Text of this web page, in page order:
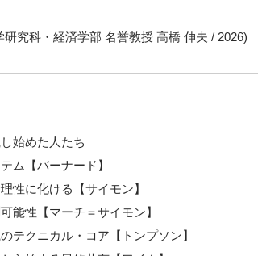
究科・経済学部 名誉教授 高橋 伸夫 / 2026)
始めた人たち
ム【バーナード】
性に化ける【サイモン】
能性【マーチ＝サイモン】
テクニカル・コア【トンプソン】